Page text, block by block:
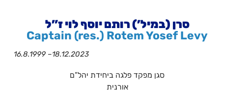
סרן (במיל’) רותם יוסף לוי ז”ל
Captain (res.) Rotem Yosef Levy
16.8.1999 –18.12.2023
סגן מפקד פלגה ביחידת יהל”ם
אורנית